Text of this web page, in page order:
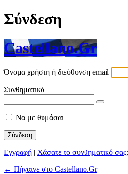
Σύνδεση
Castellano.Gr
Όνομα χρήστη ή διεύθυνση email
Συνθηματικό
Να με θυμάσαι
Εγγραφή | Χάσατε το συνθηματικό σας;
← Πήγαινε στο Castellano.Gr